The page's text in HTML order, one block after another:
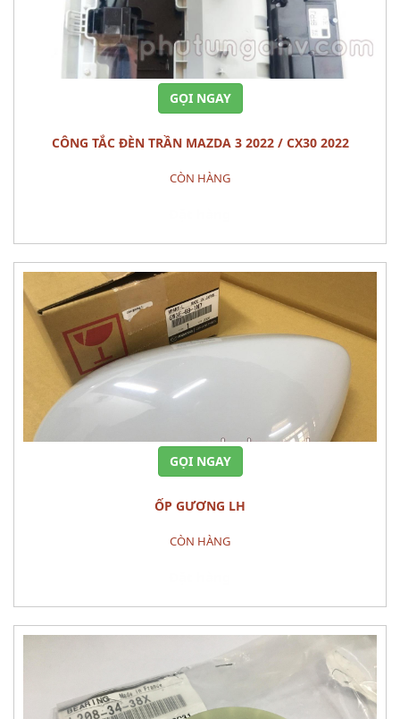
GỌI NGAY
CÔNG TẮC ĐÈN TRẦN MAZDA 3 2022 / CX30 2022
CÒN HÀNG
GỌI NGAY
ỐP GƯƠNG LH
CÒN HÀNG